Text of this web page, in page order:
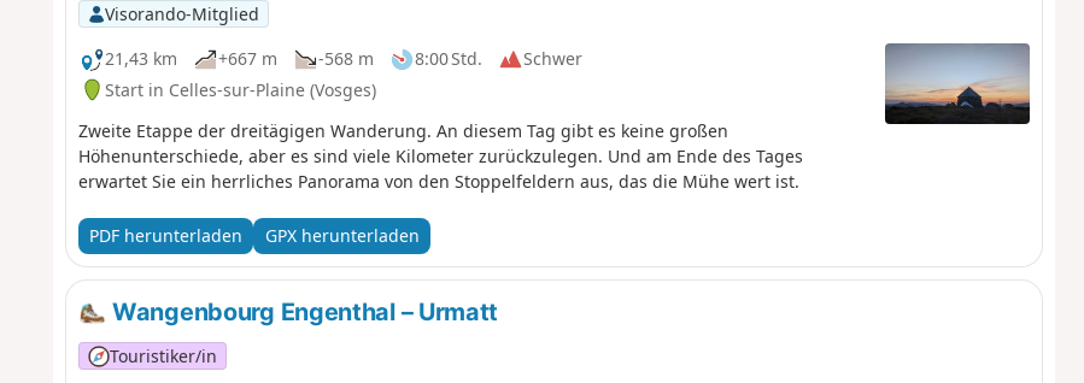
Visorando-Mitglied
21,43 km
+667 m -568 m 8:00 Std.
Schwer
Start in Celles-sur-Plaine (Vosges)
Zweite Etappe der dreitägigen Wanderung. An diesem Tag gibt es keine großen
Höhenunterschiede, aber es sind viele Kilometer zurückzulegen. Und am Ende des Tages
erwartet Sie ein herrliches Panorama von den Stoppelfeldern aus, das die Mühe wert ist.
PDF herunterladen GPX herunterladen
Wangenbourg Engenthal – Urmatt
Touristiker/in